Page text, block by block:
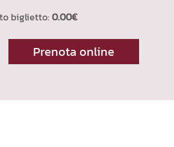
biglietto: 0.00€
Prenota online